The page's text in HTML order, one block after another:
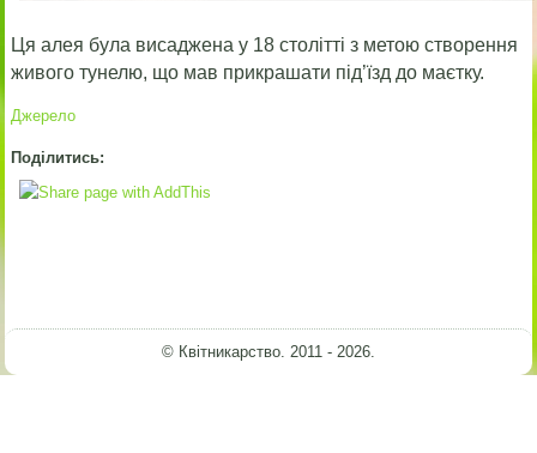
Ця алея була висаджена у 18 столітті з метою створення
живого тунелю, що мав прикрашати під’їзд до маєтку.
Джерело
Поділитись:
© Квітникарство. 2011 - 2026.